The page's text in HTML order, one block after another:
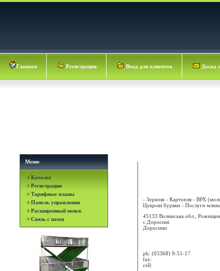
Главная Регистрация Вход для клиентов Доска
Меню
Каталог
Регистрация
Тарифные планы
Панель управления
Расширенный поиск
Связь с нами
- Зернові - Картопля - ВРХ
Цукрові буряки - Послуги
45133 Волинська обл.,
с.Доросині
Доросини
ph: (03368) 9-51-17
fax:
cell: